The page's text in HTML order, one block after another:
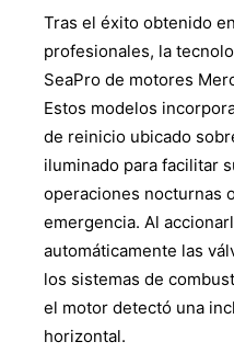
Tras el éxito obtenido
profesionales, la
SeaPro de motores
Estos modelos
de reinicio ubicado
iluminado para facilitar
operaciones nocturnas
emergencia. Al
automáticamente las
los sistemas de
el motor detectó una
horizontal.